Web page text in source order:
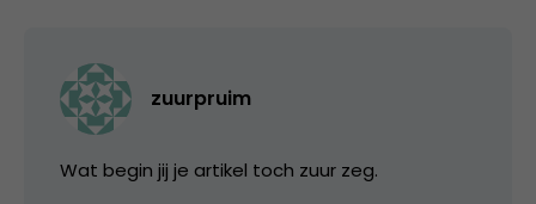
zuurpruim
Wat begin jij je artikel toch zuur zeg.